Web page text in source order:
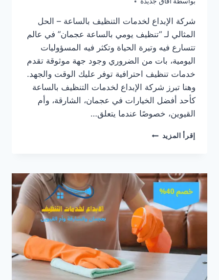
شركة الإبداع لخدمات التنظيف بالساعة – الحل
المثالي لـ “تنظيف يومي بالساعة عجمان” في عالم
تتسارع فيه وتيرة الحياة وتكثر فيه المسؤوليات
اليومية، بات من الضروري وجود جهة موثوقة تقدم
خدمات تنظيف احترافية توفر عليك الوقت والجهد.
وهنا تبرز شركة الإبداع لخدمات التنظيف بالساعة
كأحد أفضل الخيارات في عجمان، الشارقة، وأم
القيوين، خصوصًا عندما يتعلق…
إقرأ المزيد تنظيف